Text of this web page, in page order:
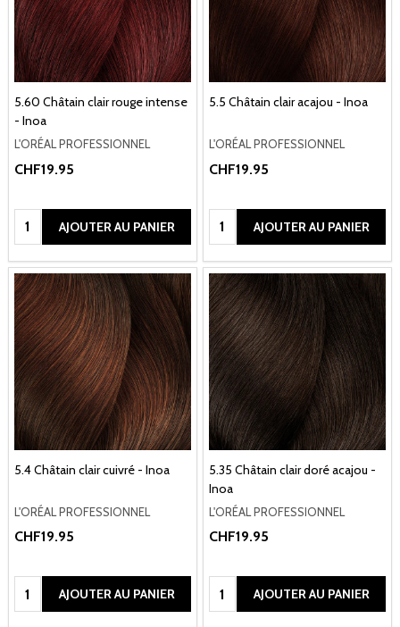
5.60 Châtain clair rouge intense
- Inoa
L'ORÉAL PROFESSIONNEL
CHF19.95
Quantité:AJOUTER AU PANIER
5.5 Châtain clair acajou - Inoa
L'ORÉAL PROFESSIONNEL
CHF19.95
Quantité:AJOUTER AU PANIER
5.4 Châtain clair cuivré - Inoa
L'ORÉAL PROFESSIONNEL
CHF19.95
Quantité:AJOUTER AU PANIER
5.35 Châtain clair doré acajou -
Inoa
L'ORÉAL PROFESSIONNEL
CHF19.95
Quantité:AJOUTER AU PANIER